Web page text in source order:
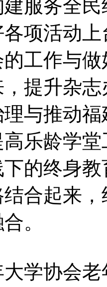
服务全
项活动
工作与
提升杂
与推动
乐龄学
的终身
合起来
。
协会老